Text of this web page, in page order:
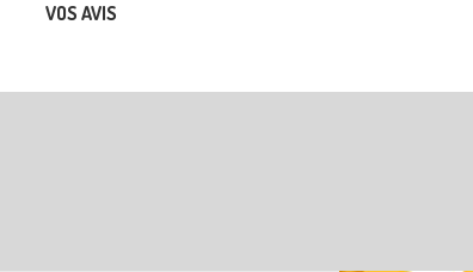
VOS AVIS